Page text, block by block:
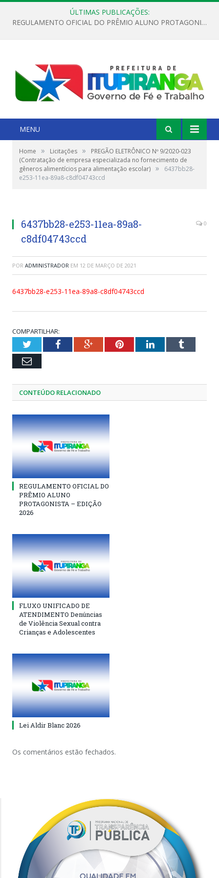
ÚLTIMAS PUBLICAÇÕES:
REGULAMENTO OFICIAL DO PRÊMIO ALUNO PROTAGONISTA – EDIÇÃO 2026
MENU
Home » Licitações »
PREGÃO ELETRÔNICO Nº 9/2020-023
(Contratação de empresa especializada no fornecimento de
gêneros alimentícios para alimentação escolar) »
6437bb28-
e253-11ea-89a8-c8df04743ccd
6437bb28-e253-11ea-89a8-
c8df04743ccd
0
POR ADMINISTRADOR EM 12 DE MARÇO DE 2021
6437bb28-e253-11ea-89a8-c8df04743ccd
COMPARTILHAR:
TwitterFacebookGoogle+PinterestLinkedInTumblr
Email
CONTEÚDO RELACIONADO
REGULAMENTO OFICIAL DO
PRÊMIO ALUNO
PROTAGONISTA – EDIÇÃO
2026
FLUXO UNIFICADO DE
ATENDIMENTO Denúncias
de Violência Sexual contra
Crianças e Adolescentes
Lei Aldir Blanc 2026
Os comentários estão fechados.